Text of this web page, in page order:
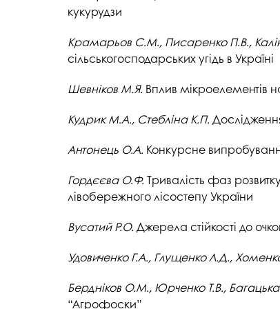
Музеї ПДАУ
Профспілка
Асоціація випускників
3D тур по університету
Наші контакти
Публічна інформація
Меморіал пам'яті
Центр
4.0
освітнього
Дорадча
кукурудзи
Крамарьов С.М., Писаренко П.В.,
сільськогосподарських угідь в Україні
Шевніков М.Я. Вплив мікроелементів
Кудрик М.А., Стебліна К.П.
Антонець О.А. Конкурсне
Гордєєва О.Ф. Тривалість фаз
лівобережного лісостепу України
Вусатий Р.О. Джерела стійкості до
Удовиченко Г.А., Глущенко Л.Д.,
Бердніков О.М., Юрченко Т.В.,
“Агрофоски”